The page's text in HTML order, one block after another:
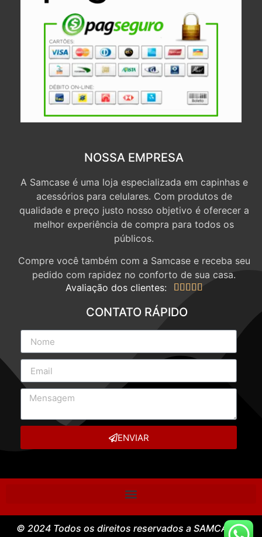
NOSSA EMPRESA
A Samcase é uma loja especializada em capinhas e
acessórios para celulares. Com produtos de
qualidade e preço justo nosso objetivo é oferecer a
melhor experiência de compra para todos os
públicos.
Compre você também com a Samcase e receba seu
pedido com rapidez no conforto de sua casa.
Avaliação dos clientes:
    
CONTATO RÁPIDO
ENVIAR
© 2024 Todos os direitos reservados a SAMCASE –